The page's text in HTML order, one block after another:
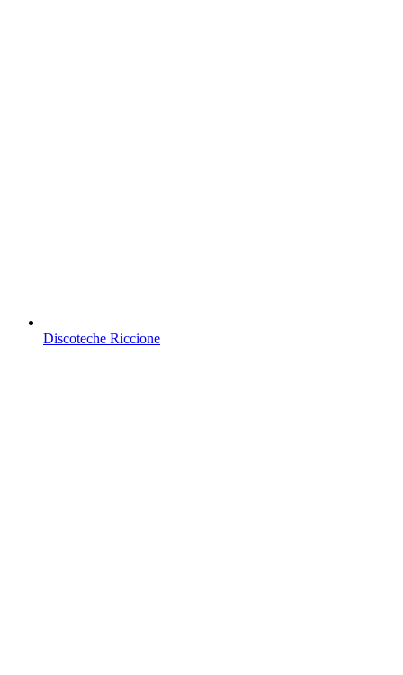
Discoteche Riccione